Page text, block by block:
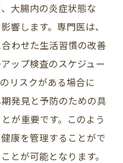
大腸内の炎症状態な
響します。専門医は、
わせた生活習慣の改善
ップ検査のスケジュー
リスクがある場合に
発見と予防のための具
が重要です。このよう
康を管理することがで
とが可能となります。